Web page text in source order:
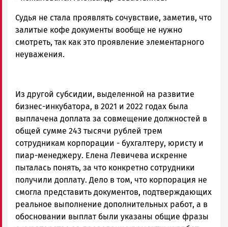
Судья не стала проявлять сочувствие, заметив, что
залитые кофе документы вообще не нужно
смотреть, так как это проявление элементарного
неуважения.
Из другой субсидии, выделенной на развитие
бизнес-инкубатора, в 2021 и 2022 годах была
выплачена доплата за совмещение должностей в
общей сумме 243 тысячи рублей трем
сотрудникам корпорации - бухгалтеру, юристу и
пиар-менеджеру. Елена Левичева искренне
пыталась понять, за что конкретно сотрудники
получили доплату. Дело в том, что корпорация не
смогла представить документов, подтверждающих
реальное выполнение дополнительных работ, а в
обосновании выплат были указаны общие фразы